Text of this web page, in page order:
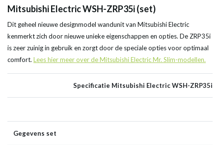
Mitsubishi Electric WSH-ZRP35i (set)
Dit geheel nieuwe designmodel wandunit van Mitsubishi Electric
kenmerkt zich door nieuwe unieke eigenschappen en opties. De ZRP35i
is zeer zuinig in gebruik en zorgt door de speciale opties voor optimaal
comfort. Lees hier meer over de Mitsubishi Electric Mr. Slim-modellen.
Specificatie Mitsubishi Electric WSH-ZRP35i
Gegevens set